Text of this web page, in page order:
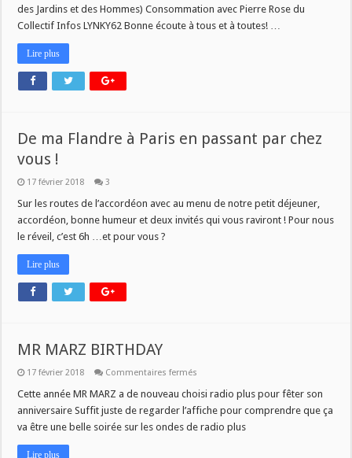
des Jardins et des Hommes) Consommation avec Pierre Rose du
Collectif Infos LYNKY62 Bonne écoute à tous et à toutes! …
Lire plus
De ma Flandre à Paris en passant par chez
vous !
17 février 2018 3
Sur les routes de l’accordéon avec au menu de notre petit déjeuner,
accordéon, bonne humeur et deux invités qui vous raviront ! Pour nous
le réveil, c’est 6h …et pour vous ?
Lire plus
MR MARZ BIRTHDAY
17 février 2018 Commentaires fermés
MARZ
Cette année MR MARZ a de nouveau choisi radio plus pour fêter son
anniversaire Suffit juste de regarder l’affiche pour comprendre que ça
va être une belle soirée sur les ondes de radio plus
Lire plus